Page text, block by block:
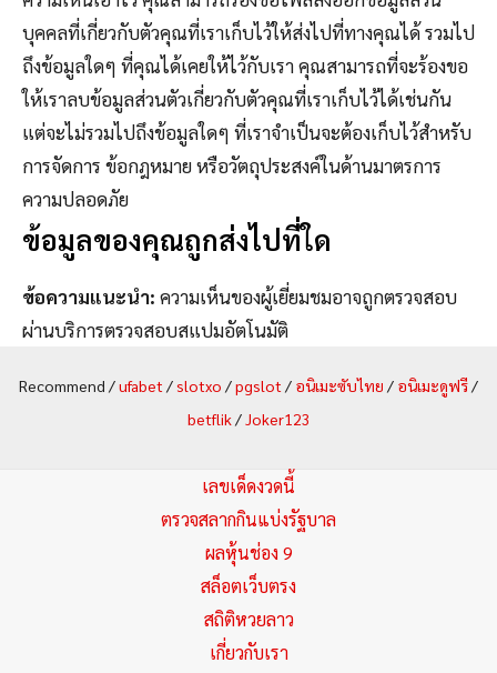
บุคคลที่เกี่ยวกับตัวคุณที่เราเก็บไว้ให้ส่งไปที่ทางคุณได้ รวมไป
ถึงข้อมูลใดๆ ที่คุณได้เคยให้ไว้กับเรา คุณสามารถที่จะร้องขอ
ให้เราลบข้อมูลส่วนตัวเกี่ยวกับตัวคุณที่เราเก็บไว้ได้เช่นกัน
แต่จะไม่รวมไปถึงข้อมูลใดๆ ที่เราจำเป็นจะต้องเก็บไว้สำหรับ
การจัดการ ข้อกฎหมาย หรือวัตถุประสงค์ในด้านมาตรการ
ความปลอดภัย
ข้อมูลของคุณถูกส่งไปที่ใด
ข้อความแนะนำ: ความเห็นของผู้เยี่ยมชมอาจถูกตรวจสอบ
ผ่านบริการตรวจสอบสแปมอัตโนมัติ
Recommend /ufabet /slotxo /pgslot / อนิเมะซับไทย / อนิเมะดูฟรี/
betflik/Joker123
เลขเด็ดงวดนี้
ตรวจสลากกินแบ่งรัฐบาล
ผลหุ้นช่อง 9
สล็อตเว็บตรง
สถิติหวยลาว
เกี่ยวกับเรา